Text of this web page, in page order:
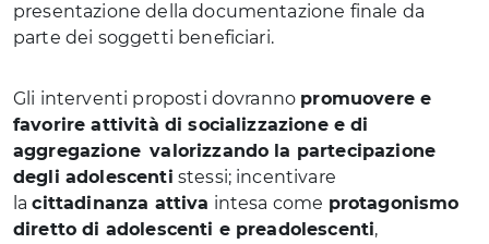
presentazione della documentazione finale da
parte dei soggetti beneficiari.
Gli interventi proposti dovranno promuovere e
favorire attività di socializzazione e di
aggregazione valorizzando la partecipazione
degli adolescenti stessi; incentivare
lacittadinanza attiva intesa come protagonismo
diretto di adolescenti e preadolescenti,